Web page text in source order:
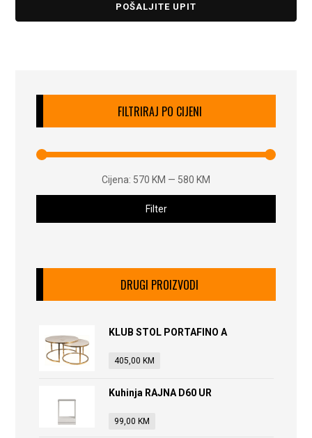
POŠALJITE UPIT
FILTRIRAJ PO CIJENI
Filter
Cijena: 570 KM — 580 KM
DRUGI PROIZVODI
KLUB STOL PORTAFINO A
405,00 KM
Kuhinja RAJNA D60 UR
99,00 KM